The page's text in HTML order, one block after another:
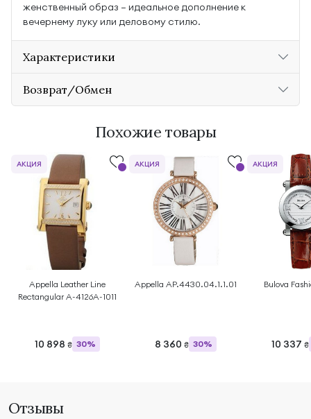
женственный образ — идеальное дополнение к
вечернему луку или деловому стилю.
Характеристики
Возврат/Обмен
Похожие товары
Appella Leather Line
Rectangular A-4126A-1011
10 898 ₴ 30%
АКЦИЯ
Appella AP.4430.04.1.1.01
8 360 ₴ 30%
АКЦИЯ
Bulova
10 337 ₴
АКЦИЯ
Отзывы